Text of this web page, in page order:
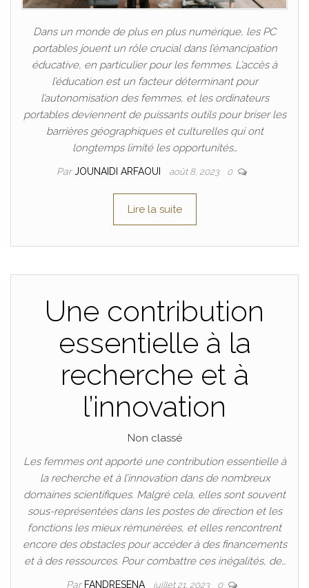
Dans un monde de plus en plus numérique, les PC
portables jouent un rôle crucial dans l’émancipation
éducative, en particulier pour les femmes. L’accès à
l’éducation est un facteur déterminant pour
l’autonomisation des femmes, et les ordinateurs
portables deviennent de puissants outils pour briser les
barrières géographiques et culturelles qui ont
longtemps limité les opportunités…
ParJOUNAIDI ARFAOUI août 8, 2023 0
Lire la suite
Une contribution
essentielle à la
recherche et à
l’innovation
Non classé
Les femmes ont apporté une contribution essentielle à
la recherche et à l’innovation dans de nombreux
domaines scientifiques. Malgré cela, elles sont souvent
sous-représentées dans les postes de direction et les
fonctions les mieux rémunérées, et elles rencontrent
encore des obstacles pour accéder à des financements
et à des ressources. Pour combattre ces inégalités, de…
Par FANDRESENA juillet 21, 2023 0